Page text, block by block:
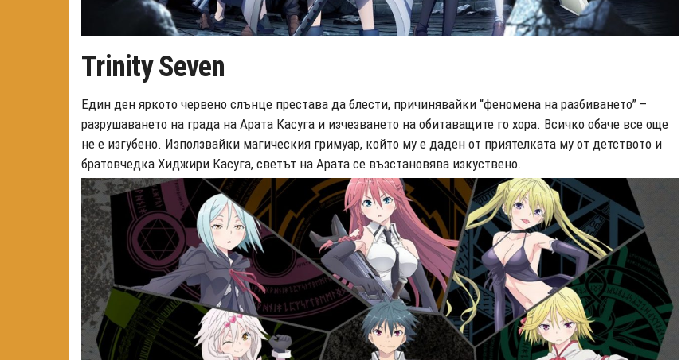
Trinity Seven
Един ден яркото червено слънце престава да блести, причинявайки “феномена на разбиването” –
разрушаването на града на Арата Касуга и изчезването на обитаващите го хора. Всичко обаче все още
не е изгубено. Използвайки магическия гримуар, който му е даден от приятелката му от детството и
братовчедка Хиджири Касуга, светът на Арата се възстановява изкуствено.